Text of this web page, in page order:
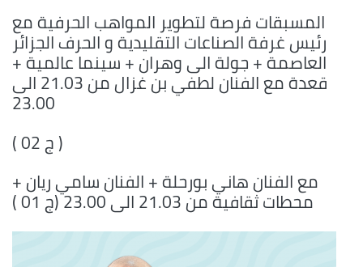
المسبقات فرصة لتطوير المواهب الحرفية مع
رئيس غرفة الصناعات التقليدية و الحرف الجزائر
العاصمة + جولة الى وهران + سينما عالمية +
قعدة مع الفنان لطفي بن غزال من 21.03 الى
23.00
( ج 02 )
مع الفنان هاني بورحلة + الفنان سامي ريان +
محطات ثقافية من 21.03 الى 23.00 (ج 01 )